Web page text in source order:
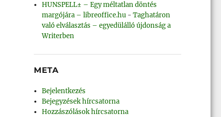
HUNSPELL± – Egy méltatlan döntés
margójára – libreoffice.hu -Taghatáron
való elválasztás – egyedülálló újdonság a
Writerben
META
Bejelentkezés
Bejegyzések hírcsatorna
Hozzászólások hírcsatorna